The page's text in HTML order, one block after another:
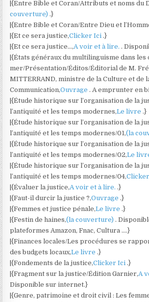
|{Entre Bible et Coran/Attributs et noms du
couverture).}
|{Entre Bible et Coran/Entre Dieu et
|{Et ce sera justice,Clicker Ici.}
|{Et ce sera justice…,A voir et à lire..
|{États généraux du multilinguisme dans les
mer/Présentation/Éditos/Éditorial de M.
MITTERRAND, ministre de la Culture et de
Communication,Ouvrage. A emprunter en
|{Étude historique sur l’organisation de la
l’antiquité et les temps modernes,Le livre.}
|{Étude historique sur l’organisation de la
l’antiquité et les temps modernes/01,(la
|{Étude historique sur l’organisation de la
l’antiquité et les temps modernes/02,Le
|{Étude historique sur l’organisation de la
l’antiquité et les temps modernes/04,
|{Évaluer la justice,A voir et à lire..}
|{Faut-il durcir la justice ?,Ouvrage.}
|{Femmes et justice pénale,Le livre.}
|{Festin de haines,(la couverture).
plateformes Amazon, Fnac, Cultura ….}
|{Finances locales/Les procédures se
des budgets locaux,Le livre.}
|{Fondements de la justice,Clicker Ici.}
|{Fragment sur la justice/Édition Garnier,A
Disponible sur internet.}
|{Genre, patrimoine et droit civil : Les